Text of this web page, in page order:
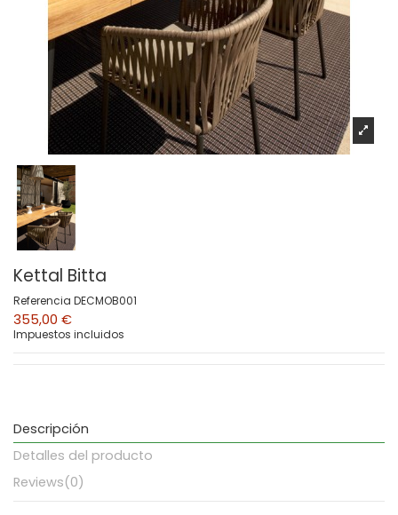
Kettal Bitta
Referencia DECMOB001
355,00 €
Impuestos incluidos
Descripción
Detalles del producto
Reviews(0)